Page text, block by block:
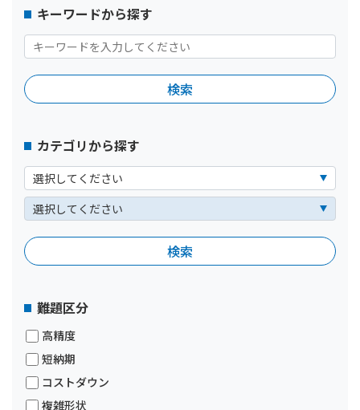
キーワードから探す
カテゴリから探す
難題区分
高精度
短納期
コストダウン
複雑形状